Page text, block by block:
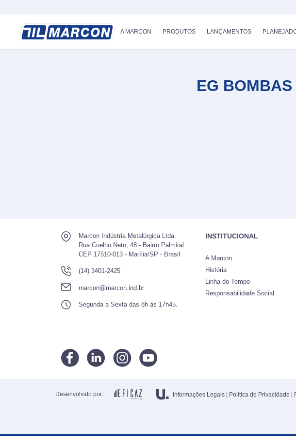
A MARCON PRODUTOS LANÇAMENTOS
EG
Marcon Indústria Metalúrgica Ltda.
Rua Coelho Neto, 48 - Bairro Palmital
CEP 17510-013 - Marília/SP - Brasil
(14) 3401-2425
marcon@marcon.ind.br
Segunda a Sexta das 8h às 17h45.
INSTITUCIONAL
A Marcon
História
Linha do Tempo
Responsabilidade Social
Desenvolvido por: Informações Legais | Política de Privacidade |